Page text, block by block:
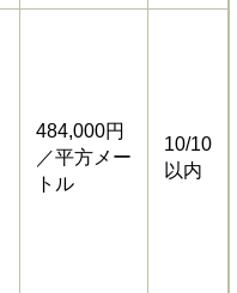
484,000円
／平方メー
トル
10/10
以内